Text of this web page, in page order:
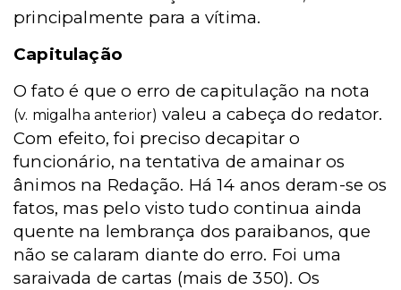
principalmente para a vítima.
Capitulação
O fato é que o erro de capitulação na nota
(v. migalha anterior) valeu a cabeça do redator.
Com efeito, foi preciso decapitar o
funcionário, na tentativa de amainar os
ânimos na Redação. Há 14 anos deram-se os
fatos, mas pelo visto tudo continua ainda
quente na lembrança dos paraibanos, que
não se calaram diante do erro. Foi uma
saraivada de cartas (mais de 350). Os